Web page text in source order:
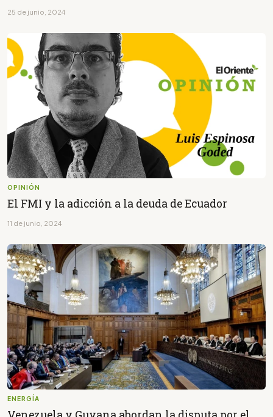
25 de junio, 2024
OPINIÓN
El FMI y la adicción a la deuda de Ecuador
11 de junio, 2024
ENERGÍA